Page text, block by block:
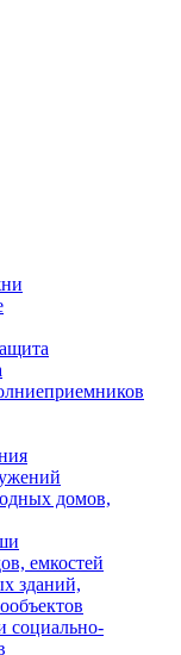
домов,
емкостей
зданий,
социально-